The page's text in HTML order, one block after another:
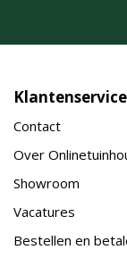
Klantenservice
Contact
Over
Showroom
Vacatures
Bestellen en